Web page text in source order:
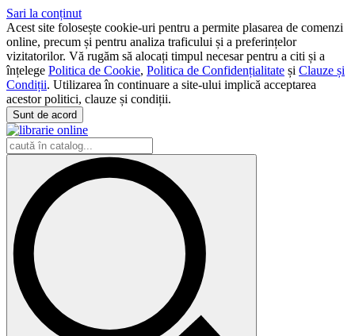
Sari la conținut
Acest site folosește cookie-uri pentru a permite plasarea de comenzi
online, precum și pentru analiza traficului și a preferințelor
vizitatorilor. Vă rugăm să alocați timpul necesar pentru a citi și a
înțelege Politica de Cookie, Politica de Confidențialitate și Clauze și
Condiții. Utilizarea în continuare a site-ului implică acceptarea
acestor politici, clauze și condiții.
Sunt de acord